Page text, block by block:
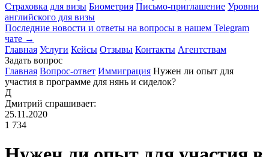
Страховка для визы Биометрия Письмо-приглашение Уровни
английского для визы
Последние новости и ответы на вопросы в нашем Telegram
чате →
Главная Услуги Кейсы Отзывы Контакты Агентствам
Задать вопрос
Главная Вопрос-ответ Иммиграция Нужен ли опыт для
участия в программе для нянь и сиделок?
Д
Дмитрий спрашивает:
25.11.2020
1 734